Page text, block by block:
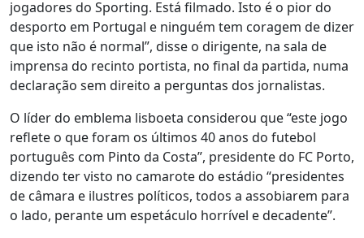
jogadores do Sporting. Está filmado. Isto é o pior do
desporto em Portugal e ninguém tem coragem de dizer
que isto não é normal”, disse o dirigente, na sala de
imprensa do recinto portista, no final da partida, numa
declaração sem direito a perguntas dos jornalistas.
O líder do emblema lisboeta considerou que “este jogo
reflete o que foram os últimos 40 anos do futebol
português com Pinto da Costa”, presidente do FC Porto,
dizendo ter visto no camarote do estádio “presidentes
de câmara e ilustres políticos, todos a assobiarem para
o lado, perante um espetáculo horrível e decadente”.